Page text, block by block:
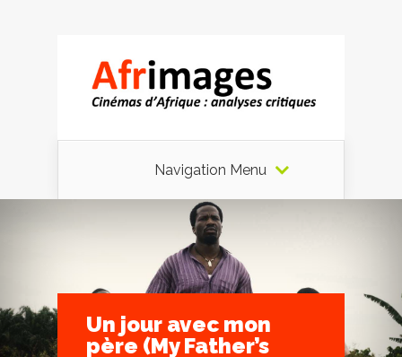
Navigation Menu
Un jour avec mon
père (My Father’s